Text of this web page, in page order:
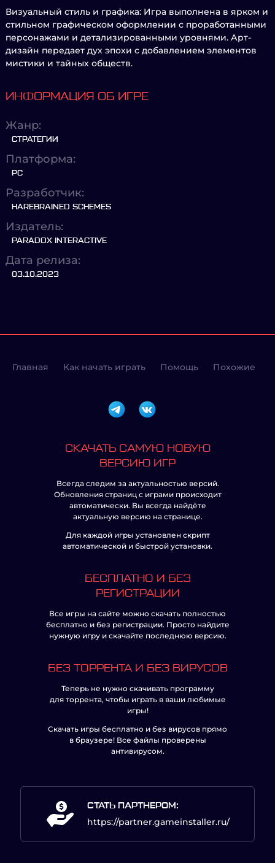
Визуальный стиль и графика: Игра выполнена в ярком и
стильном графическом оформлении с проработанными
персонажами и детализированными уровнями. Арт-
дизайн передает дух эпохи с добавлением элементов
мистики и тайных обществ.
ИНФОРМАЦИЯ ОБ ИГРЕ
Жанр:
СТРАТЕГИИ
Платформа:
PC
Разработчик:
HAREBRAINED SCHEMES
Издатель:
PARADOX INTERACTIVE
Дата релиза:
03.10.2023
Главная Как начать играть Помощь Похожие
СКАЧАТЬ САМУЮ НОВУЮ
ВЕРСИЮ ИГР
Всегда следим за актуальностью версий.
Обновления страниц с играми происходит
автоматически. Вы всегда найдёте
актуальную версию на странице.
Для каждой игры установлен скрипт
автоматической и быстрой установки.
БЕСПЛАТНО И БЕЗ
РЕГИСТРАЦИИ
Все игры на сайте можно скачать полностью
бесплатно и без регистрации. Просто найдите
нужную игру и скачайте последнюю версию.
БЕЗ ТОРРЕНТА И БЕЗ ВИРУСОВ
Теперь не нужно скачивать программу
для торрента, чтобы играть в ваши любимые
игры!
Скачать игры бесплатно и без вирусов прямо
в браузере! Все файлы проверены
антивирусом.
СТАТЬ ПАРТНЕРОМ:
https://partner.gameinstaller.ru/